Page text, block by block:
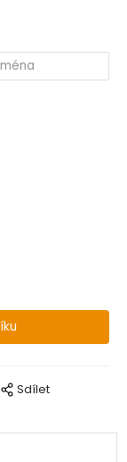
Sdílet